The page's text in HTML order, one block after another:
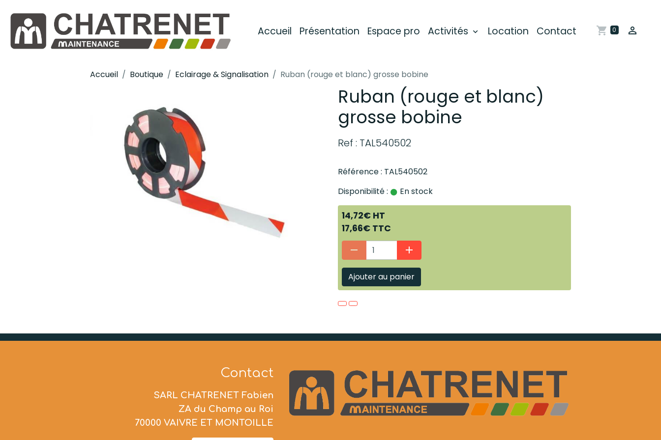
Accueil Présentation Espace pro Activités Location Contact 0
Accueil Boutique Eclairage & Signalisation Ruban (rouge et blanc) grosse bobine
Ruban (rouge et blanc)
grosse bobine
Ref : TAL540502
Référence : TAL540502
Disponibilité :
En stock
14,72€ HT
17,66€ TTC
Ajouter au panier
Contact
SARL CHATRENET Fabien
ZA du Champ au Roi
70000 VAIVRE ET MONTOILLE